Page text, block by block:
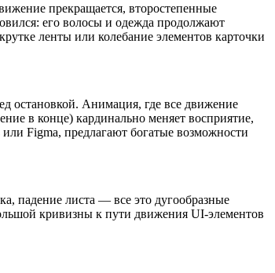
прекращается, второстепенные
его волосы и одежда продолжают
ленты или колебание элементов карточки
остановкой. Анимация, где все движение
в конце) кардинально меняет восприятие,
Figma, предлагают богатые возможности
падение листа — все это дугообразные
кривизны к пути движения UI-элементов